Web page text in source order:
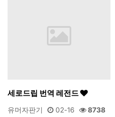
세로드립 번역 레전드
유머자판기 02-16
8738